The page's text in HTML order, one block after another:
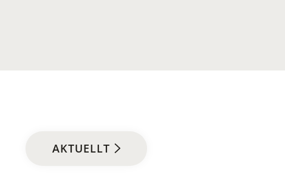
AKTUELLT